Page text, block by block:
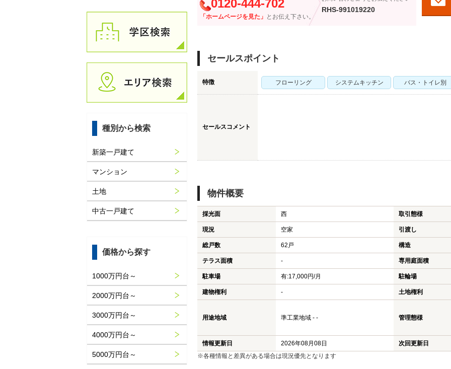
0120-444-702
「ホームページを見た」 とお伝え下さい。
RHS-991019220
セールスポイント
特徴 フローリング システムキッチン バス・トイレ別
セールスコメント
物件概要
採光面 西 取引態様
現況 空家 引渡し
総戸数 62戸 構造
テラス面積 - 専用庭面積
駐車場 有:17,000円/月 駐輪場
建物権利 - 土地権利
用途地域 準工業地域 - - 管理態様
情報更新日 2026年08月08日 次回更新日
※各種情報と差異がある場合は現況優先となります
種別から検索
新築一戸建て
マンション
土地
中古一戸建て
価格から探す
1000万円台～
2000万円台～
3000万円台～
4000万円台～
5000万円台～